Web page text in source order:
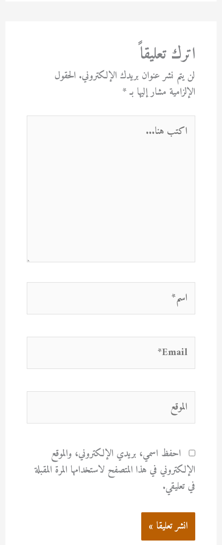
اترك تعليقاً
لن يتم نشر عنوان بريدك الإلكتروني. الحقول
الإلزامية مشار إليها بـ*
اكتب
هنا...
اسم*
Email*
الموقع
احفظ اسمي، بريدي الإلكتروني، والموقع
الإلكتروني في هذا المتصفح لاستخدامها المرة المقبلة
في تعليقي.